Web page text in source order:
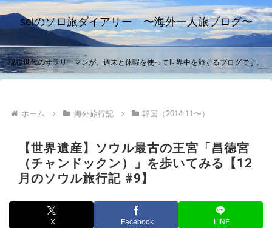
seiのソロ旅ダイアリー 〜海外一人旅ブログ〜
現役世代のサラリーマンが、週末と休暇を使って世界中を旅するブログです。
ホーム 海外旅行記 韓国（2014.11〜）
【世界遺産】ソウル最古の王宮「昌徳宮
（チャンドックン）」を歩いてみる【12
月のソウル旅行記 #9】
X Facebook LINE